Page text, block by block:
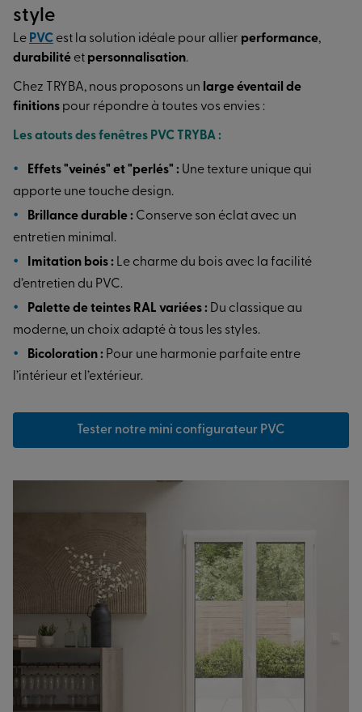
style
Le PVC est la solution idéale pour allier performance,
durabilité et personnalisation.
Chez TRYBA, nous proposons un large éventail de
finitions pour répondre à toutes vos envies :
Les atouts des fenêtres PVC TRYBA :
Effets "veinés" et "perlés" : Une texture unique qui
apporte une touche design.
Brillance durable : Conserve son éclat avec un
entretien minimal.
Imitation bois : Le charme du bois avec la facilité
d’entretien du PVC.
Palette de teintes RAL variées : Du classique au
moderne, un choix adapté à tous les styles.
Bicoloration : Pour une harmonie parfaite entre
l’intérieur et l’extérieur.
Tester notre mini configurateur PVC